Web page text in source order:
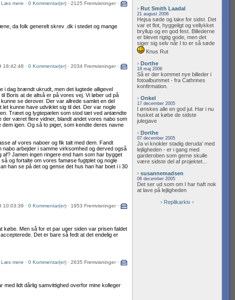
Læs mere · 0 Kommentar(er) · 2125 Fremvisninger ·
da folk generelt skrev .dk i stedet og mange
18:42:48 · 0 Kommentar(er) · 2034 Fremvisninger ·
i dag brændt ukrudt, men det lugtede alligevel
Boris at de altså er på vores vej. Vi løber ud på
se derover. Der var allrede samlet en del
kunne have udviklet sig til det. Der var nogle
Træet og lygtepælen som stod tæt ved antændte
været flere vidner, blandt andet vores nabo som
igen. Og så to piger, som kendte deres navne
af vores naboer og fik talt med dem. Fandt
arbejder i samme virksomhed og derved også
Jamen ingen ringere end ham som har bygget
og fortalte om vores famøse fugtplet og nogle
han se på det og gense det hus han har boet i i 30
10:03:39 · 0 Kommentar(er) · 1953 Fremvisninger ·
købe. Men så for et par uger siden var prisen faldet
Det er bare så fedt at det endelig er
Læs mere · 0 Kommentar(er) · 2635 Fremvisninger ·
lidt dårlig samvittighed overfor mine kolleger
Rut Smith Laadal
21 august 2006
Hejsa søde og take for sidst. Det
var et flot, hyggeligt og vellykket
bryllup og en god fest. Billederne
er blevet rigtig gode, men det
siger sig selv når I to er så søde
Knus Rut
Dorthe
18 maj 2006
Så er der kommet nye billeder i
fotoalbummet - fra Cathrines
konfirmation.
Onkel
17 december 2005
I ønskes alle en god jul. Har i nu
husket at købe de sidste
julegave
Dorthe
07 december 2005
Ja vi knokler stadig deruda' med
lejligheden - er i gang med
garderoben som gerne skulle
være sidste del af projektet...
susannemadsen
06 december 2005
Det ser ud som om I har haft nok
at lave på lejligheden
Replikarkiv